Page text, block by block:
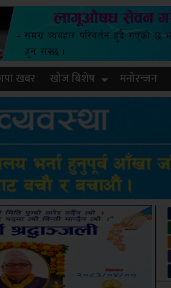
खबर खोज बिशेष मनोरन्जन